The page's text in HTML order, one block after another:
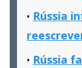
Rússia
Rússia